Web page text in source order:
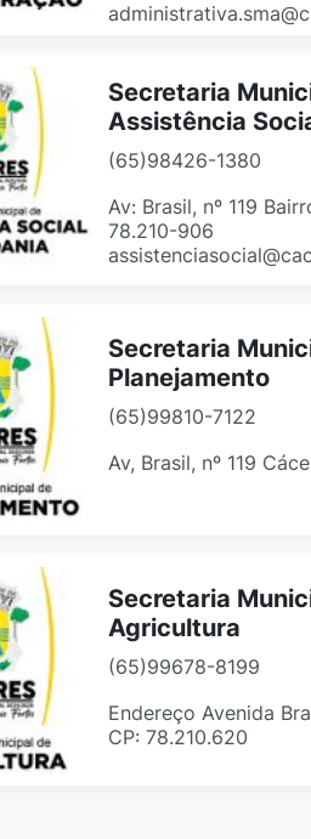
Secretaria
Assistência
(65)98426-1380
Av: Brasil, nº 119
78.210-906
Secretaria
Planejamento
(65)99810-7122
Av, Brasil, nº 119
Secretaria
Agricultura
(65)99678-8199
Endereço Avenida
CP: 78.210.620